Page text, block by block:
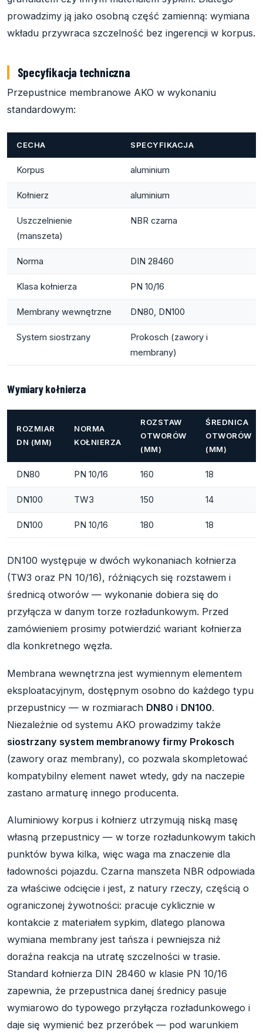
prowadzimy ją jako osobną część zamienną: wymiana
wkładu przywraca szczelność bez ingerencji w korpus.
Specyfikacja techniczna
Przepustnice membranowe AKO w wykonaniu
standardowym:
CECHA SPECYFIKACJA
Korpus aluminium
Kołnierz aluminium
Uszczelnienie
(manszeta)
NBR czarna
Norma DIN 28460
Klasa kołnierza PN 10/16
Membrany wewnętrzne DN80, DN100
System siostrzany
Prokosch (zawory i
membrany)
Wymiary kołnierza
ROZMIAR
DN (MM)
NORMA
KOŁNIERZA
ROZSTAW
OTWORÓW
(MM)
ŚREDNICA
OTWORÓW
(MM)
DN80 PN 10/16 160 18
DN100 TW3 150 14
DN100 PN 10/16 180 18
DN100 występuje w dwóch wykonaniach kołnierza
(TW3 oraz PN 10/16), różniących się rozstawem i
średnicą otworów — wykonanie dobiera się do
przyłącza w danym torze rozładunkowym. Przed
zamówieniem prosimy potwierdzić wariant kołnierza
dla konkretnego węzła.
Membrana wewnętrzna jest wymiennym elementem
eksploatacyjnym, dostępnym osobno do każdego typu
przepustnicy — w rozmiarach DN80 i DN100.
Niezależnie od systemu AKO prowadzimy także
siostrzany system membranowy firmy Prokosch
(zawory oraz membrany), co pozwala skompletować
kompatybilny element nawet wtedy, gdy na naczepie
zastano armaturę innego producenta.
Aluminiowy korpus i kołnierz utrzymują niską masę
własną przepustnicy — w torze rozładunkowym takich
punktów bywa kilka, więc waga ma znaczenie dla
ładowności pojazdu. Czarna manszeta NBR odpowiada
za właściwe odcięcie i jest, z natury rzeczy, częścią o
ograniczonej żywotności: pracuje cyklicznie w
kontakcie z materiałem sypkim, dlatego planowa
wymiana membrany jest tańsza i pewniejsza niż
doraźna reakcja na utratę szczelności w trasie.
Standard kołnierza DIN 28460 w klasie PN 10/16
zapewnia, że przepustnica danej średnicy pasuje
wymiarowo do typowego przyłącza rozładunkowego i
daje się wymienić bez przeróbek — pod warunkiem